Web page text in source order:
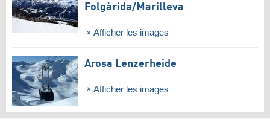
Folgàrida/​Marilleva
Afficher les images
Arosa Lenzerheide
Afficher les images